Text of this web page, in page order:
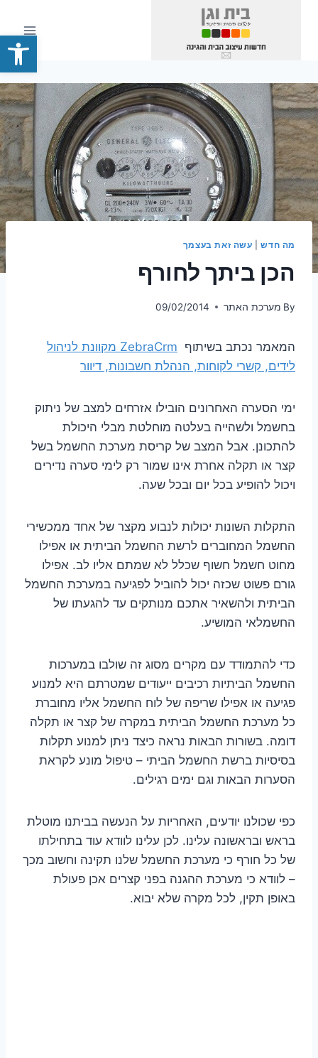
פתח
מה חדש| עשה זאת בעצמך
הכן ביתך לחורף
By מערכת האתר 09/02/2014
המאמר נכתב בשיתוף
ZebraCrm מקוונת לניהול
לידים, קשרי לקוחות, הנהלת חשבונות, דיוור
ימי הסערה האחרונים הובילו אזרחים למצב של ניתוק
בחשמל ולשהייה בעלטה מוחלטת מבלי היכולת
להתכונן. אבל המצב של קריסת מערכת החשמל בשל
קצר או תקלה אחרת אינו שמור רק לימי סערה נדירים
ויכול להופיע בכל יום ובכל שעה.
התקלות השונות יכולות לנבוע מקצר של אחד ממכשירי
החשמל המחוברים לרשת החשמל הביתית או אפילו
מחוט חשמל חשוף שכלל לא שמתם אליו לב. אפילו
גורם פשוט שכזה יכול להוביל לפגיעה במערכת החשמל
הביתית ולהשאיר אתכם מנותקים עד להגעתו של
החשמלאי המושיע.
כדי להתמודד עם מקרים מסוג זה שולבו במערכות
החשמל הביתיות רכיבים ייעודים שמטרתם היא למנוע
פגיעה או אפילו שריפה של לוח החשמל אליו מחוברת
כל מערכת החשמל הביתית במקרה של קצר או תקלה
דומה. בשורות הבאות נראה כיצד ניתן למנוע תקלות
בסיסיות ברשת החשמל הביתי – טיפול מונע לקראת
הסערות הבאות וגם ימים רגילים.
כפי שכולנו יודעים, האחריות על הנעשה בביתנו מוטלת
בראש ובראשונה עלינו. לכן עלינו לוודא עוד בתחילתו
של כל חורף כי מערכת החשמל שלנו תקינה וחשוב מכך
– לוודא כי מערכת ההגנה בפני קצרים אכן פעולת
באופן תקין, לכל מקרה שלא יבוא.